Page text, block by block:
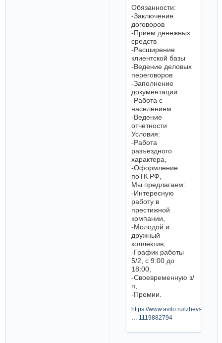
Обязанности:
-Заключение
договоров
-Прием денежных
средств
-Расширение
клиентской базы
-Ведение деловых
переговоров
-Заполнение
документации
-Работа с
населением
-Ведение
отчетности
Условия:
-Работа
разъездного
характера,
-Оформление
поТК РФ,
Мы предлагаем:
-Интересную
работу в
престижной
компании,
-Молодой и
дружный
коллектив,
-График работы
5/2, с 9:00 до
18:00,
-Своевременную з/
п,
-Премии.
https://www.avito.ru/izhevsk/
… 1119882794